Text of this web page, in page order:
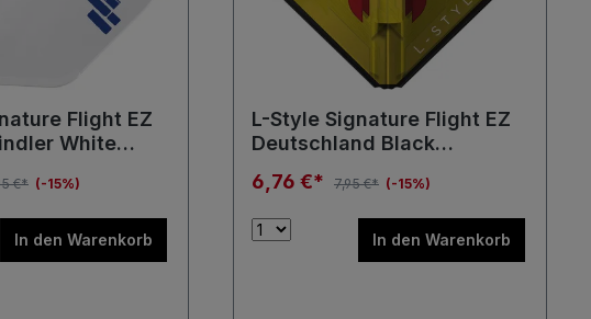
Flight EZ
White
€* (-15%)
In den Warenkorb
L-Style Signature Flight EZ
Deutschland Black
6,76 €* 7,95 €* (-15%)
In den Warenkorb